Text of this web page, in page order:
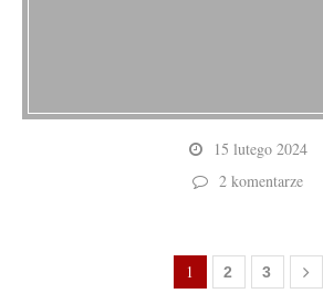
15 lutego 2024
2 komentarze
1 2 3